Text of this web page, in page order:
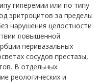
гиперемии или по типу
эритроцитов за пределы
нарушения целостности
повышенной
перивазальных
сосудов престазы,
В отдельных
реологических и